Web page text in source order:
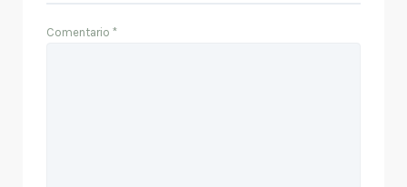
Comentario *